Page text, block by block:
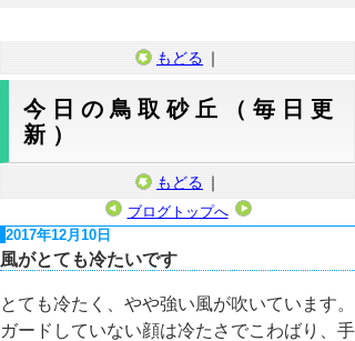
もどる ｜
今日の鳥取砂丘（毎日更
新）
もどる ｜
ブログトップへ
2017年12月10日
風がとても冷たいです
とても冷たく、やや強い風が吹いています。
ガードしていない顔は冷たさでこわばり、手